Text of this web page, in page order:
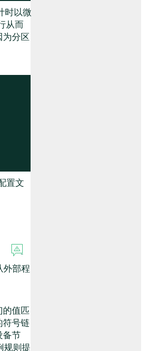
时以微
从而
为分区
置文
外部程
的值匹
符号链
备节
规则提